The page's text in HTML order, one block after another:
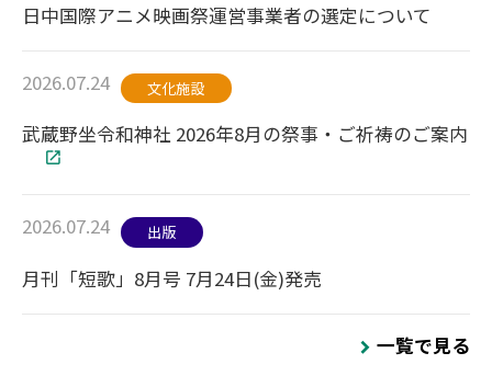
日中国際アニメ映画祭運営事業者の選定について
2026.07.24 文化施設
武蔵野坐令和神社 2026年8月の祭事・ご祈祷のご案内
2026.07.24 出版
月刊「短歌」8月号 7月24日(金)発売
一覧で見る